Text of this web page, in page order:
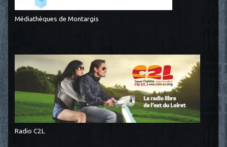
Médiathèques de Montargis
Radio C2L